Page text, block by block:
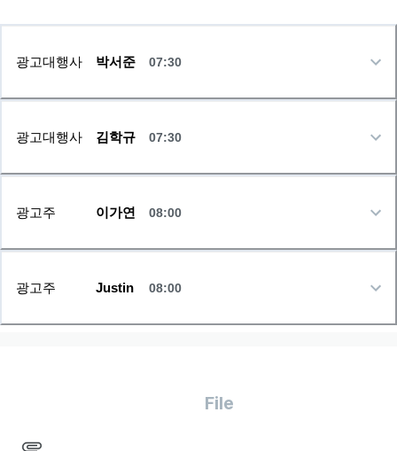
광고대행사 박서준 07:30
광고대행사 김학규 07:30
광고주 이가연 08:00
광고주 Justin 08:00
File